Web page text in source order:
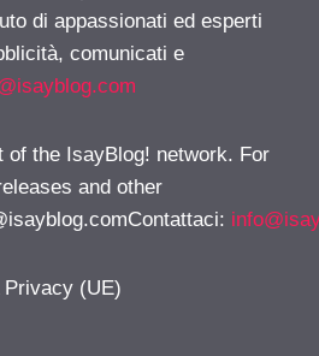
di appassionati ed esperti
comunicati e
of the IsayBlog! network. For
and other
:
(UE)